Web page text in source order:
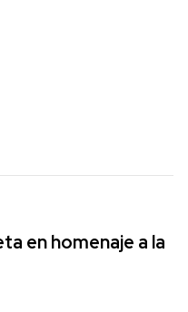
en homenaje a la